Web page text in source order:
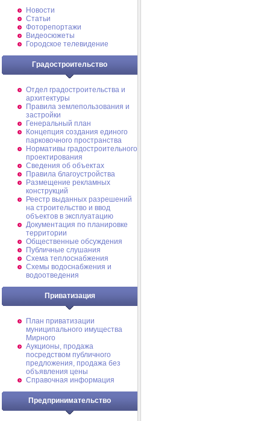
Новости
Статьи
Фоторепортажи
Видеосюжеты
Городское телевидение
Градостроительство
Отдел градостроительства и
архитектуры
Правила землепользования и
застройки
Генеральный план
Концепция создания единого
парковочного пространства
Нормативы градостроительного
проектирования
Сведения об объектах
Правила благоустройства
Размещение рекламных
конструкций
Реестр выданных разрешений
на строительство и ввод
объектов в эксплуатацию
Документация по планировке
территории
Общественные обсуждения
Публичные слушания
Схема теплоснабжения
Схемы водоснабжения и
водоотведения
Приватизация
План приватизации
муниципального имущества
Мирного
Аукционы, продажа
посредством публичного
предложения, продажа без
объявления цены
Справочная информация
Предпринимательство